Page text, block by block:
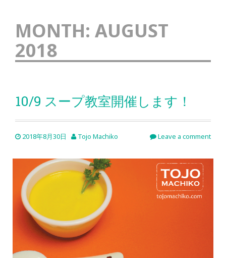
MONTH: AUGUST
2018
10/9 スープ教室開催します！
2018年8月30日 Tojo Machiko Leave a comment